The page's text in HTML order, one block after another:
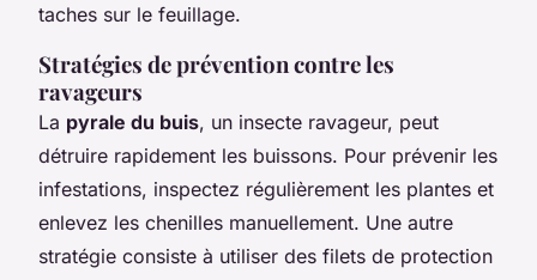
taches sur le feuillage.
Stratégies de prévention contre les
ravageurs
La pyrale du buis, un insecte ravageur, peut
détruire rapidement les buissons. Pour prévenir les
infestations, inspectez régulièrement les plantes et
enlevez les chenilles manuellement. Une autre
stratégie consiste à utiliser des filets de protection